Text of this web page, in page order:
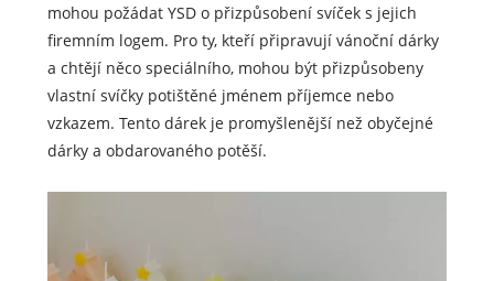
mohou požádat YSD o přizpůsobení svíček s jejich
firemním logem. Pro ty, kteří připravují vánoční dárky
a chtějí něco speciálního, mohou být přizpůsobeny
vlastní svíčky potištěné jménem příjemce nebo
vzkazem. Tento dárek je promyšlenější než obyčejné
dárky a obdarovaného potěší.